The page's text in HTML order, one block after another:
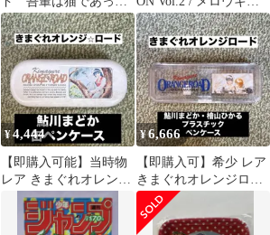
りおサカナであった
り ポスター 高田明
美
ンパス かわらじま晃
¥4,444
【即購入可能】当時物
レア きまぐれオレンジ
ロード 缶ペンケース
（送料込）y2k
¥6,666
【即購入可】希少 レア
きまぐれオレンジロー
ド 鮎川まどか ペンケー
ス（送料込）